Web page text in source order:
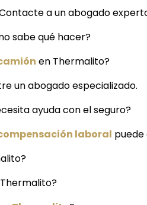
a un abogado
sabe qué hacer?
en Thermalito?
un abogado especializado.
ayuda con el seguro?
laboral puede